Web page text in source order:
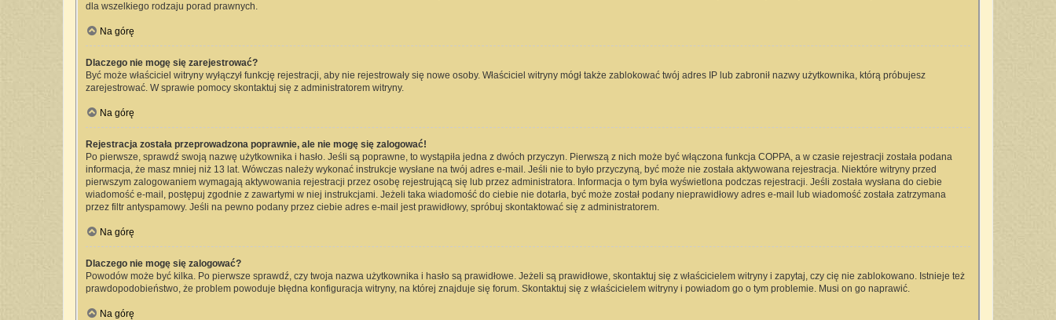
dla wszelkiego rodzaju porad prawnych.
Na górę
Dlaczego nie mogę się zarejestrować?
Być może właściciel witryny wyłączył funkcję rejestracji, aby nie rejestrowały się nowe osoby. Właściciel witryny mógł także zablokować twój adres IP lub zabronił nazwy użytkownika, którą próbujesz
zarejestrować. W sprawie pomocy skontaktuj się z administratorem witryny.
Na górę
Rejestracja została przeprowadzona poprawnie, ale nie mogę się zalogować!
Po pierwsze, sprawdź swoją nazwę użytkownika i hasło. Jeśli są poprawne, to wystąpiła jedna z dwóch przyczyn. Pierwszą z nich może być włączona funkcja COPPA, a w czasie rejestracji została podana
informacja, że masz mniej niż 13 lat. Wówczas należy wykonać instrukcje wysłane na twój adres e-mail. Jeśli nie to było przyczyną, być może nie została aktywowana rejestracja. Niektóre witryny przed
pierwszym zalogowaniem wymagają aktywowania rejestracji przez osobę rejestrującą się lub przez administratora. Informacja o tym była wyświetlona podczas rejestracji. Jeśli została wysłana do ciebie
wiadomość e-mail, postępuj zgodnie z zawartymi w niej instrukcjami. Jeżeli taka wiadomość do ciebie nie dotarła, być może został podany nieprawidłowy adres e-mail lub wiadomość została zatrzymana
przez filtr antyspamowy. Jeśli na pewno podany przez ciebie adres e-mail jest prawidłowy, spróbuj skontaktować się z administratorem.
Na górę
Dlaczego nie mogę się zalogować?
Powodów może być kilka. Po pierwsze sprawdź, czy twoja nazwa użytkownika i hasło są prawidłowe. Jeżeli są prawidłowe, skontaktuj się z właścicielem witryny i zapytaj, czy cię nie zablokowano. Istnieje też
prawdopodobieństwo, że problem powoduje błędna konfiguracja witryny, na której znajduje się forum. Skontaktuj się z właścicielem witryny i powiadom go o tym problemie. Musi on go naprawić.
Na górę